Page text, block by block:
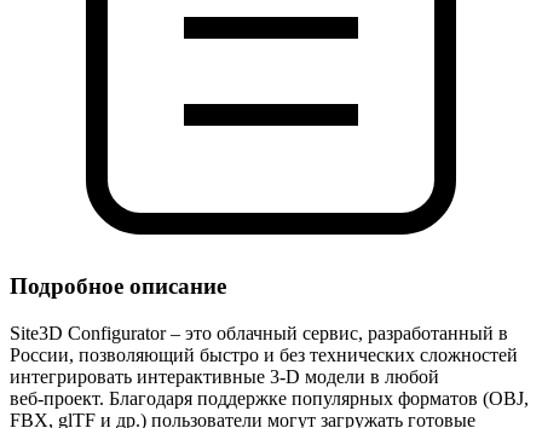
Подробное описание
Site3D Configurator – это облачный сервис, разработанный в
России, позволяющий быстро и без технических сложностей
интегрировать интерактивные 3‑D модели в любой
веб‑проект. Благодаря поддержке популярных форматов (OBJ,
FBX, glTF и др.) пользователи могут загружать готовые